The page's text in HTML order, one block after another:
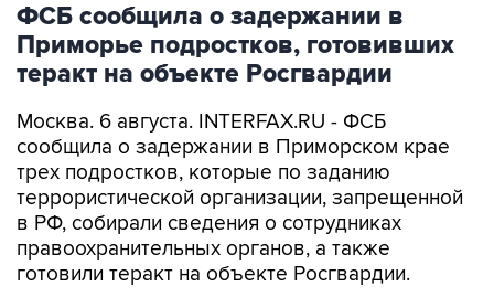
ФСБ сообщила о задержании в
Приморье подростков, готовивших
теракт на объекте Росгвардии
Москва. 6 августа. INTERFAX.RU - ФСБ
сообщила о задержании в Приморском крае
трех подростков, которые по заданию
террористической организации, запрещенной
в РФ, собирали сведения о сотрудниках
правоохранительных органов, а также
готовили теракт на объекте Росгвардии.